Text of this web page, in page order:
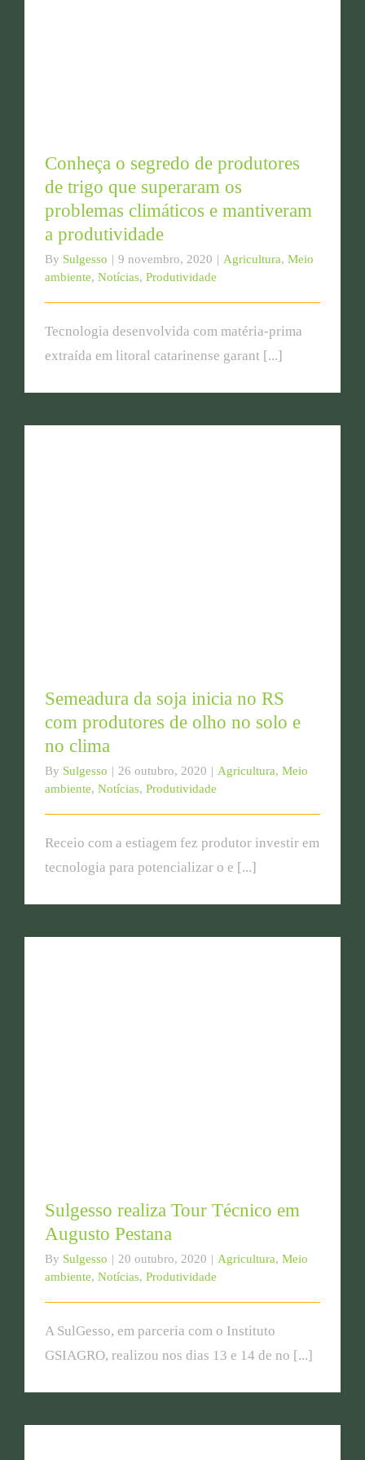
Conheça o segredo de produtores
de trigo que superaram os
problemas climáticos e mantiveram
a produtividade
By Sulgesso | 9 novembro, 2020 | Agricultura, Meio
ambiente, Notícias, Produtividade
Tecnologia desenvolvida com matéria-prima
extraída em litoral catarinense garant [...]
Semeadura da soja inicia no RS
com produtores de olho no solo e
no clima
By Sulgesso | 26 outubro, 2020 | Agricultura, Meio
ambiente, Notícias, Produtividade
Receio com a estiagem fez produtor investir em
tecnologia para potencializar o e [...]
Sulgesso realiza Tour Técnico em
Augusto Pestana
By Sulgesso | 20 outubro, 2020 | Agricultura, Meio
ambiente, Notícias, Produtividade
A SulGesso, em parceria com o Instituto
GSIAGRO, realizou nos dias 13 e 14 de no [...]